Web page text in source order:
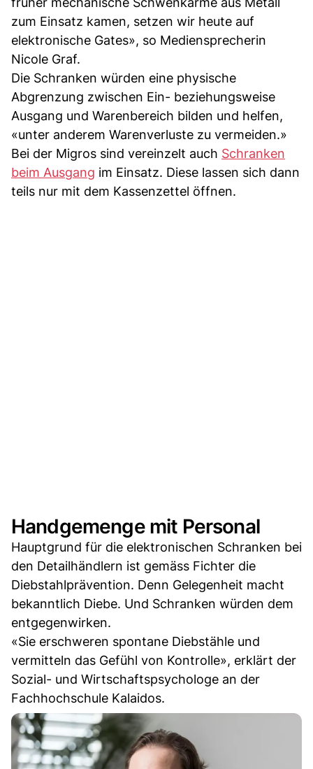
zum Einsatz kamen, setzen wir heute auf
elektronische Gates», so Mediensprecherin
Nicole Graf.
Die Schranken würden eine physische
Abgrenzung zwischen Ein- beziehungsweise
Ausgang und Warenbereich bilden und helfen,
«unter anderem Warenverluste zu vermeiden.»
Bei der Migros sind vereinzelt auch Schranken
beim Ausgang im Einsatz. Diese lassen sich dann
teils nur mit dem Kassenzettel öffnen.
Handgemenge mit Personal
Hauptgrund für die elektronischen Schranken bei
den Detailhändlern ist gemäss Fichter die
Diebstahlprävention. Denn Gelegenheit macht
bekanntlich Diebe. Und Schranken würden dem
entgegenwirken.
«Sie erschweren spontane Diebstähle und
vermitteln das Gefühl von Kontrolle», erklärt der
Sozial- und Wirtschaftspsychologe an der
Fachhochschule Kalaidos.